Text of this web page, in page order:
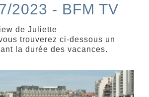
2023 - BFM TV
de Juliette
trouverez ci-dessous un
la durée des vacances.